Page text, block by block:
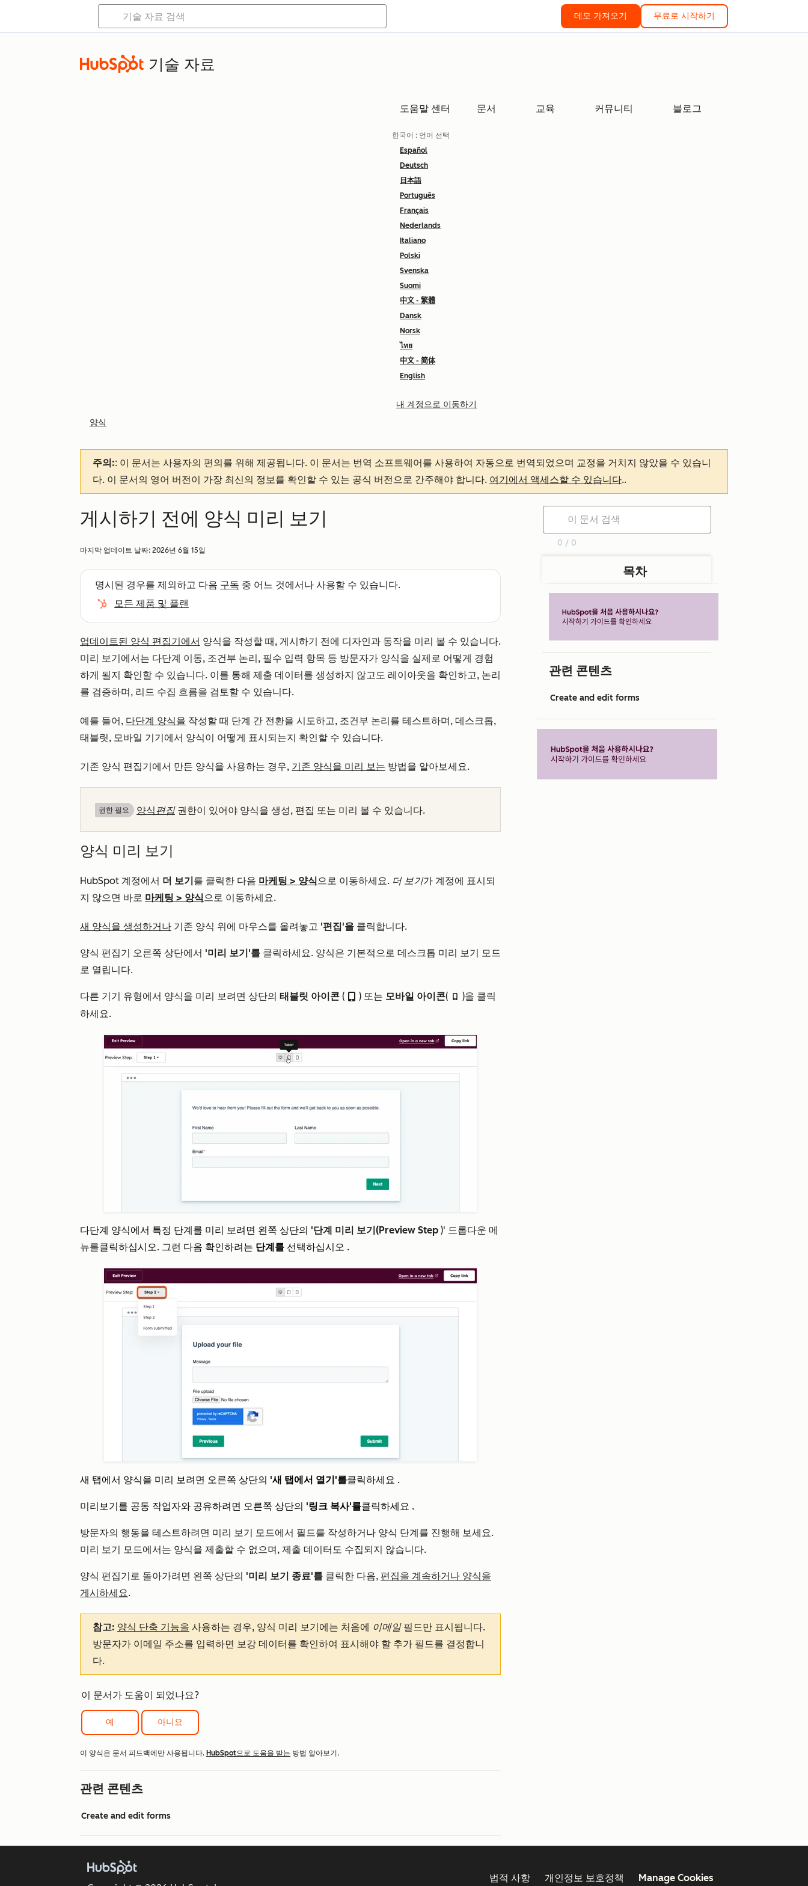
데모 가져오기 무료로 시작하기
기술 자료
도움말 센터 문서 교육 커뮤니티 블로그
한국어 : 언어 선택
Español
Deutsch
日本語
Português
Français
Nederlands
Italiano
Polski
Svenska
Suomi
中文 - 繁體
Dansk
Norsk
ไทย
中文 - 简体
English
내 계정으로 이동하기
양식
주의:: 이 문서는 사용자의 편의를 위해 제공됩니다. 이 문서는 번역 소프트웨어를 사용하여 자동으로 번역되었으며 교정을 거치지 않았을 수 있습니
다. 이 문서의 영어 버전이 가장 최신의 정보를 확인할 수 있는 공식 버전으로 간주해야 합니다. 여기에서 액세스할 수 있습니다..
게시하기 전에 양식 미리 보기
마지막 업데이트 날짜: 2026년 6월 15일
명시된 경우를 제외하고 다음 구독 중 어느 것에서나 사용할 수 있습니다.
모든 제품 및 플랜
업데이트된 양식 편집기에서 양식을 작성할 때, 게시하기 전에 디자인과 동작을 미리 볼 수 있습니다.
미리 보기에서는 다단계 이동, 조건부 논리, 필수 입력 항목 등 방문자가 양식을 실제로 어떻게 경험
하게 될지 확인할 수 있습니다. 이를 통해 제출 데이터를 생성하지 않고도 레이아웃을 확인하고, 논리
를 검증하며, 리드 수집 흐름을 검토할 수 있습니다.
예를 들어, 다단계 양식을 작성할 때 단계 간 전환을 시도하고, 조건부 논리를 테스트하며, 데스크톱,
태블릿, 모바일 기기에서 양식이 어떻게 표시되는지 확인할 수 있습니다.
기존 양식 편집기에서 만든 양식을 사용하는 경우, 기존 양식을 미리 보는 방법을 알아보세요.
권한 필요 양식편집권한이 있어야 양식을 생성, 편집 또는 미리 볼 수 있습니다.
양식 미리 보기
HubSpot 계정에서 더 보기를 클릭한 다음 마케팅 > 양식으로 이동하세요. 더 보기가 계정에 표시되
지 않으면 바로 마케팅 > 양식으로 이동하세요.
새 양식을 생성하거나 기존 양식 위에 마우스를 올려놓고 '편집'을 클릭합니다.
양식 편집기 오른쪽 상단에서 '미리 보기'를 클릭하세요. 양식은 기본적으로 데스크톱 미리 보기 모드
로 열립니다.
다른 기기 유형에서 양식을 미리 보려면 상단의 태블릿 아이콘 ( tablet ) 또는 모바일 아이콘( mobile )을 클릭
하세요.
다단계 양식에서 특정 단계를 미리 보려면 왼쪽 상단의 '단계 미리 보기(Preview Step )' 드롭다운 메
뉴를클릭하십시오. 그런 다음 확인하려는 단계를 선택하십시오 .
새 탭에서 양식을 미리 보려면 오른쪽 상단의 '새 탭에서 열기'를클릭하세요 .
미리보기를 공동 작업자와 공유하려면 오른쪽 상단의 '링크 복사'를클릭하세요 .
방문자의 행동을 테스트하려면 미리 보기 모드에서 필드를 작성하거나 양식 단계를 진행해 보세요.
미리 보기 모드에서는 양식을 제출할 수 없으며, 제출 데이터도 수집되지 않습니다.
양식 편집기로 돌아가려면 왼쪽 상단의 '미리 보기 종료'를 클릭한 다음, 편집을 계속하거나 양식을
게시하세요.
참고: 양식 단축 기능을 사용하는 경우, 양식 미리 보기에는 처음에 이메일필드만 표시됩니다.
방문자가 이메일 주소를 입력하면 보강 데이터를 확인하여 표시해야 할 추가 필드를 결정합니
다.
이 문서가 도움이 되었나요?
예 아니요
이 양식은 문서 피드백에만 사용됩니다. HubSpot으로 도움을 받는 방법 알아보기.
관련 콘텐츠
Create and edit forms
0 / 0
목차
관련 콘텐츠
Create and edit forms
법적 사항 개인정보 보호정책 Manage Cookies